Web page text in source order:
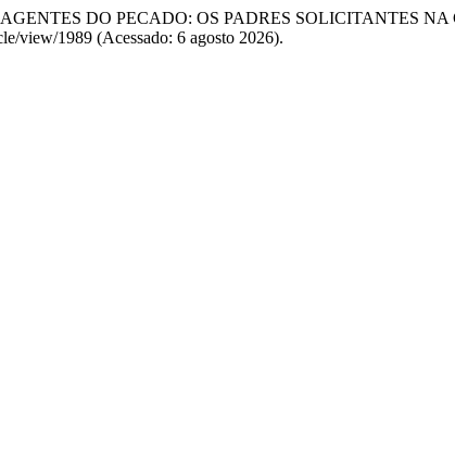
DO PECADO: OS PADRES SOLICITANTES
view/1989 (Acessado: 6 agosto 2026).